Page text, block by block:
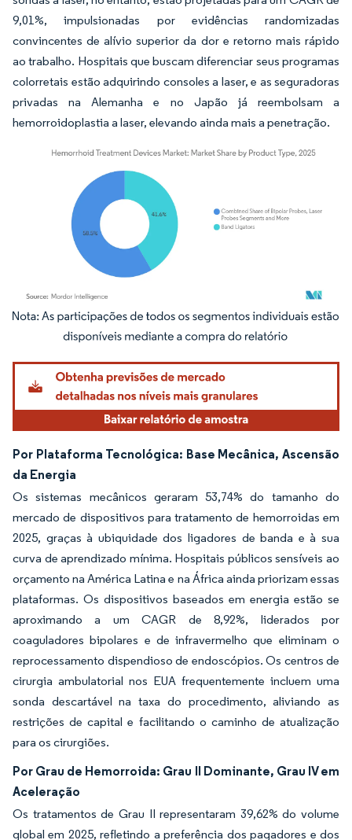
9,01%, impulsionadas por evidências randomizadas
convincentes de alívio superior da dor e retorno mais rápido
ao trabalho. Hospitais que buscam diferenciar seus programas
colorretais estão adquirindo consoles a laser, e as seguradoras
privadas na Alemanha e no Japão já reembolsam a
hemorroidoplastia a laser, elevando ainda mais a penetração.
Imagem © Mordor Intelligence. O reuso requer atribuição conforme CC BY 4.0.
Por Plataforma Tecnológica: Base Mecânica, Ascensão
da Energia
Os sistemas mecânicos geraram 53,74% do tamanho do
mercado de dispositivos para tratamento de hemorroidas em
2025, graças à ubiquidade dos ligadores de banda e à sua
curva de aprendizado mínima. Hospitais públicos sensíveis ao
orçamento na América Latina e na África ainda priorizam essas
plataformas. Os dispositivos baseados em energia estão se
aproximando a um CAGR de 8,92%, liderados por
coaguladores bipolares e de infravermelho que eliminam o
reprocessamento dispendioso de endoscópios. Os centros de
cirurgia ambulatorial nos EUA frequentemente incluem uma
sonda descartável na taxa do procedimento, aliviando as
restrições de capital e facilitando o caminho de atualização
para os cirurgiões.
Por Grau de Hemorroida: Grau II Dominante, Grau IV em
Aceleração
Os tratamentos de Grau II representaram 39,62% do volume
global em 2025, refletindo a preferência dos pagadores e dos